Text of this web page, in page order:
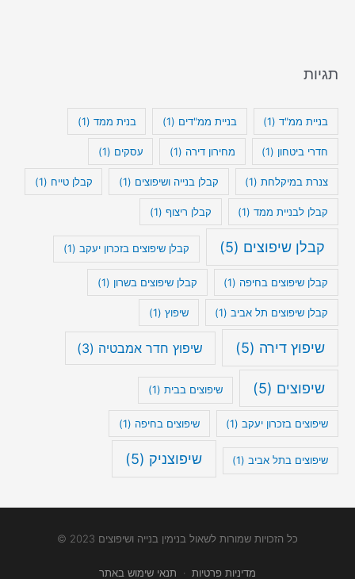
תגיות
בניית ממ"ד(1) בניית ממ"דים (1) בנית ממד (1)
חדרי ביטחון (1) מחירון דירה (1) עסקים (1)
צנרת במיקלחת(1) קבלן בנייה ושיפוצים (1) קבלן טייח (1)
קבלן לבניית ממד(1) קבלן ריצוף (1)
קבלן שיפוצים (5) קבלן שיפוצים בזכרון יעקב (1)
קבלן שיפוצים בחיפה (1) קבלן שיפוצים בשרון (1)
קבלן שיפוצים תל אביב(1) שיפוץ (1)
שיפוץ דירה (5) שיפוץ חדר אמבטיה (3)
שיפוצים (5) שיפוצים בבית (1)
שיפוצים בזכרון יעקב(1) שיפוצים בחיפה (1)
שיפוצים בתל אביב(1) שיפוצניק (5)
כל הזכויות שמורות לשאול בנימין בנייה ושיפוצים 2023 ©
מדיניות פרטיות · תנאי שימוש באתר